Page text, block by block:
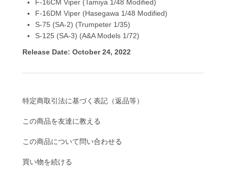
F-16CM Viper (Tamiya 1/48 Modified)
F-16DM Viper (Hasegawa 1/48 Modified)
S-75 (SA-2) (Trumpeter 1/35)
S-125 (SA-3) (A&A Models 1/72)
Release Date: October 24, 2022
特定商取引法に基づく表記（返品等）
この商品を友達に教える
この商品について問い合わせる
買い物を続ける